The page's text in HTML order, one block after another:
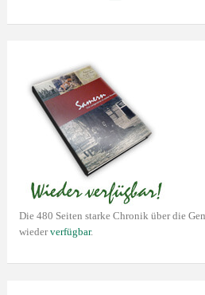
Die 480 Seiten starke Chronik über die
wiederverfügbar.